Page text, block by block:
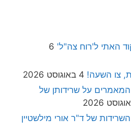
האתי ל'רוח צה"ל' 6
צו השעה! 4 באוגוסט 2026
על שרידותן של
של ד"ר אורי מילשטיין